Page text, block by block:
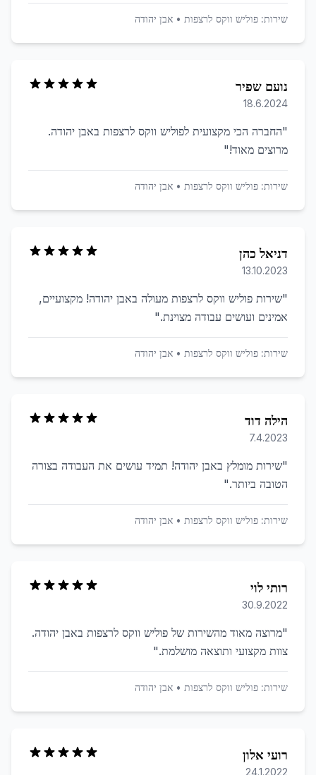
שירות: פוליש ווקס לרצפות • אבן יהודה
נועם שפיר
18.6.2024
"החברה הכי מקצועית לפוליש ווקס לרצפות באבן יהודה.
מרוצים מאוד!"
שירות: פוליש ווקס לרצפות • אבן יהודה
דניאל כהן
13.10.2023
"שירות פוליש ווקס לרצפות מעולה באבן יהודה! מקצועיים,
אמינים ועושים עבודה מצוינת."
שירות: פוליש ווקס לרצפות • אבן יהודה
הילה דוד
7.4.2023
"שירות מומלץ באבן יהודה! תמיד עושים את העבודה בצורה
הטובה ביותר."
שירות: פוליש ווקס לרצפות • אבן יהודה
רותי לוי
30.9.2022
"מרוצה מאוד מהשירות של פוליש ווקס לרצפות באבן יהודה.
צוות מקצועי ותוצאה מושלמת."
שירות: פוליש ווקס לרצפות • אבן יהודה
רועי אלון
24.1.2022